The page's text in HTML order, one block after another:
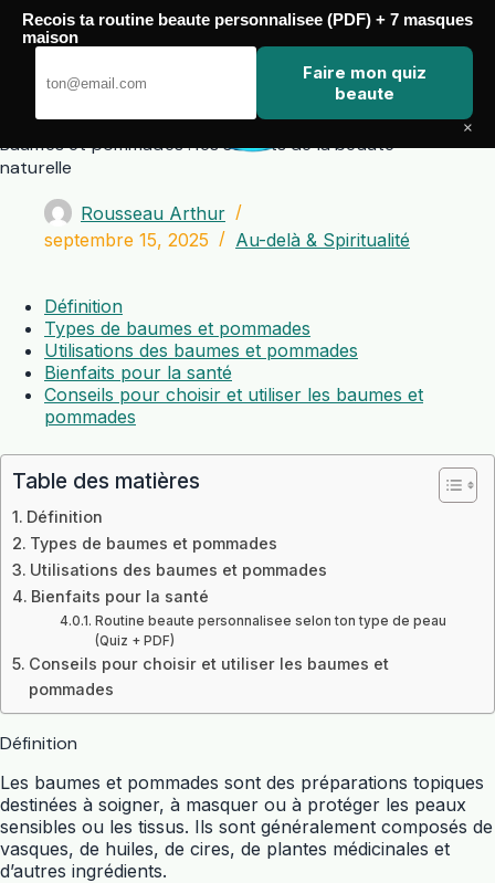
Passer
contenu
Baumes et pommades : les secrets de la beauté
naturelle
Rousseau Arthur
septembre 15, 2025
Au-delà & Spiritualité
Définition
Types de baumes et pommades
Utilisations des baumes et pommades
Bienfaits pour la santé
Conseils pour choisir et utiliser les baumes et
pommades
Table des matières
Définition
Types de baumes et pommades
Utilisations des baumes et pommades
Bienfaits pour la santé
Routine beaute personnalisee selon ton type de peau
(Quiz + PDF)
Conseils pour choisir et utiliser les baumes et
pommades
Définition
Les baumes et pommades sont des préparations topiques
destinées à soigner, à masquer ou à protéger les peaux
sensibles ou les tissus. Ils sont généralement composés de
vasques, de huiles, de cires, de plantes médicinales et
d’autres ingrédients.
Recois ta routine beaute personnalisee (PDF) + 7 masques
maison
Faire mon quiz
beaute
×